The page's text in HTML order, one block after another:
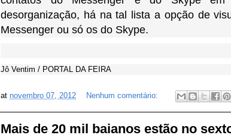
desorganização, há na tal lista a opção de
Messenger ou só os do Skype.
Jô Ventim / PORTAL DA FEIRA
at novembro 07, 2012 Nenhum comentário:
Mais de 20 mil baianos estão no